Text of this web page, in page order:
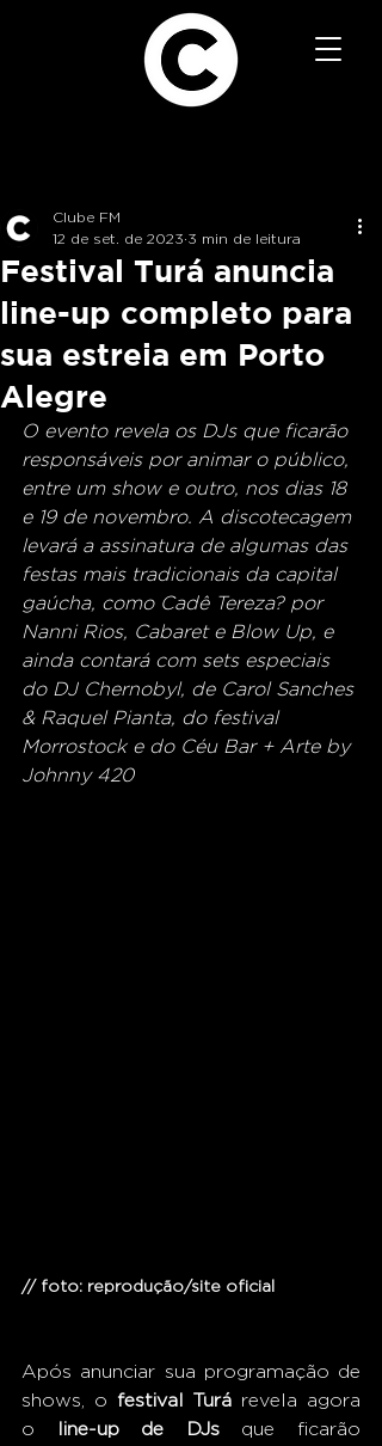
Festival Turá anuncia
line-up completo para
sua estreia em Porto
Alegre
Clube FM
12 de set. de 2023 3 min de leitura
O evento revela os DJs que ficarão
responsáveis por animar o público,
entre um show e outro, nos dias 18
e 19 de novembro. A discotecagem
levará a assinatura de algumas das
festas mais tradicionais da capital
gaúcha, como Cadê Tereza? por
Nanni Rios, Cabaret e Blow Up, e
ainda contará com sets especiais
do DJ Chernobyl, de Carol Sanches
& Raquel Pianta, do festival
Morrostock e do Céu Bar + Arte by
Johnny 420
// foto: reprodução/site oficial
Após anunciar sua programação de
shows, o festival Turá revela agora
o line-up de DJs que ficarão